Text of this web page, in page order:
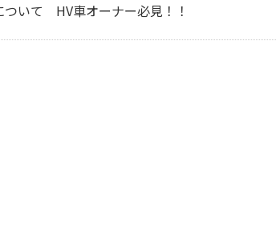
いて HV車オーナー必見！！